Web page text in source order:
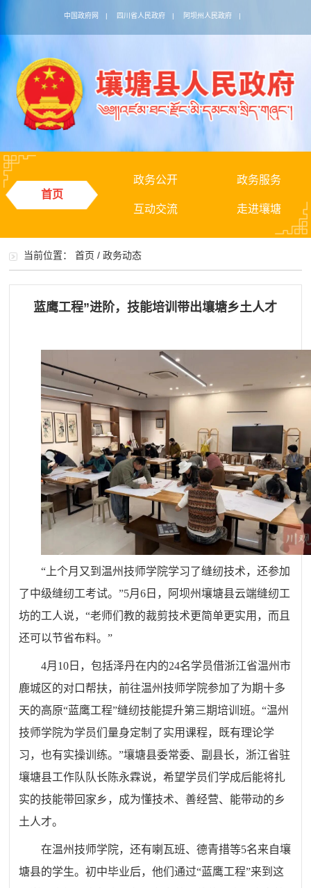
中国政府网 | 四川省人民政府 | 阿坝州人民政府 |
首页
政务公开 政务服务
互动交流 走进壤塘
当前位置：首页 /政务动态
蓝鹰工程”进阶，技能培训带出壤塘乡土人才
“上个月又到温州技师学院学习了缝纫技术，还参加
了中级缝纫工考试。”5月6日，阿坝州壤塘县云端缝纫工
坊的工人说，“老师们教的裁剪技术更简单更实用，而且
还可以节省布料。”
4月10日，包括泽丹在内的24名学员借浙江省温州市
鹿城区的对口帮扶，前往温州技师学院参加了为期十多
天的高原“蓝鹰工程”缝纫技能提升第三期培训班。“温州
技师学院为学员们量身定制了实用课程，既有理论学
习，也有实操训练。”壤塘县委常委、副县长，浙江省驻
壤塘县工作队队长陈永霖说，希望学员们学成后能将扎
实的技能带回家乡，成为懂技术、善经营、能带动的乡
土人才。
在温州技师学院，还有喇瓦班、德青措等5名来自壤
塘县的学生。初中毕业后，他们通过“蓝鹰工程”来到这